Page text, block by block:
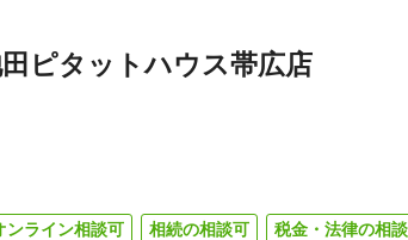
ピタットハウス帯広店
ンライン相談可 相続の相談可 税金・法律の相